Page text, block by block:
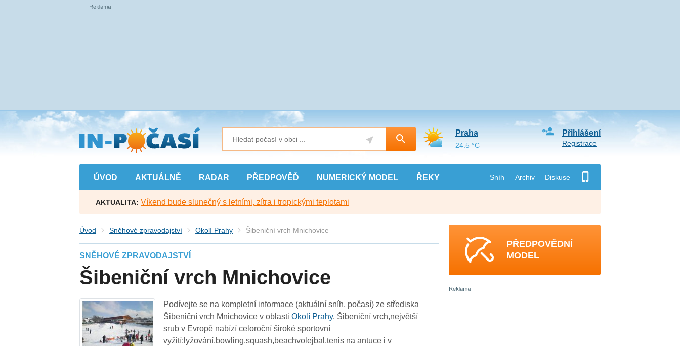
Přejít
na
hlavní
obsah
ÚVOD AKTUÁLNĚ RADAR PŘEDPOVĚĎ NUMERICKÝ MODEL ŘEKY Sníh Archiv Diskuse
Přihlášení
Registrace
Praha
24.5 °C
AKTUALITA: Víkend bude slunečný s letními, zítra i tropickými teplotami
Úvod Sněhové zpravodajství Okolí Prahy Šibeniční vrch Mnichovice
SNĚHOVÉ ZPRAVODAJSTVÍ
Šibeniční vrch Mnichovice
Podívejte se na kompletní informace (aktuální sníh, počasí) ze střediska
Šibeniční vrch Mnichovice v oblastiOkolí Prahy. Šibeniční vrch,největší
srub v Evropě nabízí celoroční široké sportovní
vyžití:lyžování,bowling.squash,beachvolejbal,tenis na antuce i v
PŘEDPOVĚDNÍ
MODEL